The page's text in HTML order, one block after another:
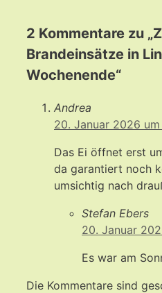
2 Kommentare zu
Brandeinsätze in
Wochenende“
Andrea
20. Januar 2026
Das Ei öffnet erst
da garantiert noch
umsichtig nach
Stefan Ebers
20. Januar
Es war am
Die Kommentare sind